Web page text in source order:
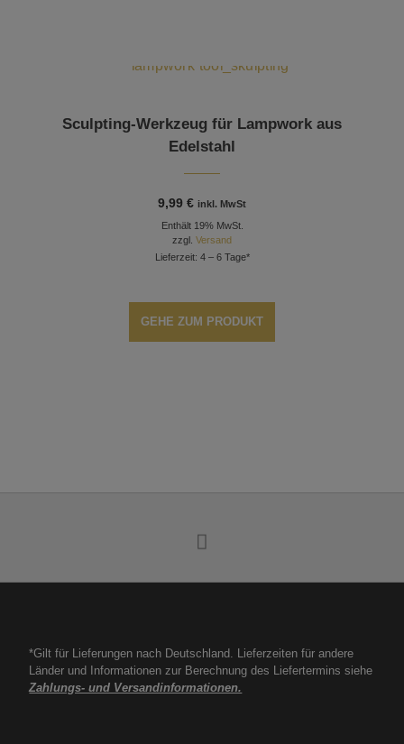
Dieses Produkt weist mehrere Varianten auf. Die Optionen können auf der Produktseite gewählt werden
Sculpting-Werkzeug für Lampwork aus
Edelstahl
9,99€ inkl. MwSt
Enthält 19% MwSt.
zzgl.Versand
Lieferzeit: 4 – 6 Tage*
GEHE ZUM PRODUKT
*Gilt für Lieferungen nach Deutschland. Lieferzeiten für andere
Länder und Informationen zur Berechnung des Liefertermins siehe
Zahlungs- und Versandinformationen.